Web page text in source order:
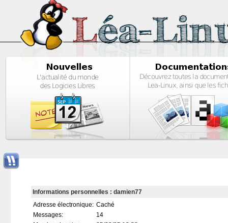
Informations personnelles : damien77
Adresse électronique: Caché
Messages:
14